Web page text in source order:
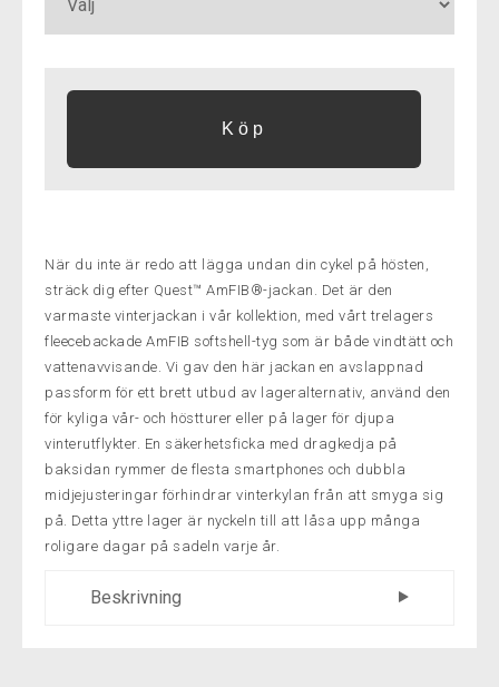
När du inte är redo att lägga undan din cykel på hösten,
sträck dig efter Quest™ AmFIB®-jackan. Det är den
varmaste vinterjackan i vår kollektion, med vårt trelagers
fleecebackade AmFIB softshell-tyg som är både vindtätt och
vattenavvisande. Vi gav den här jackan en avslappnad
passform för ett brett utbud av lageralternativ, använd den
för kyliga vår- och höstturer eller på lager för djupa
vinterutflykter. En säkerhetsficka med dragkedja på
baksidan rymmer de flesta smartphones och dubbla
midjejusteringar förhindrar vinterkylan från att smyga sig
på. Detta yttre lager är nyckeln till att låsa upp många
roligare dagar på sadeln varje år.
Beskrivning